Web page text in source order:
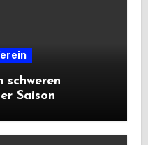
schweren
Saison